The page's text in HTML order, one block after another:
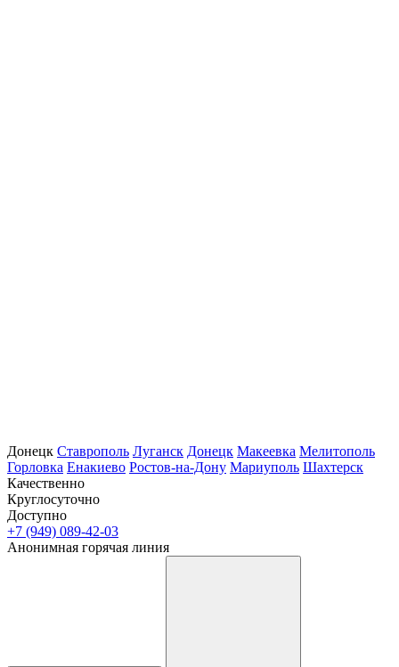
Донецк Ставрополь Луганск Донецк Макеевка Мелитополь
Горловка Енакиево Ростов-на-Дону Мариуполь Шахтерск
Качественно
Круглосуточно
Доступно
+7 (949) 089-42-03
Анонимная горячая линия